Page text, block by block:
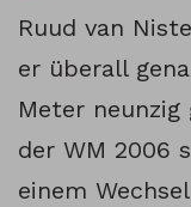
Ruud van
er überall
Meter
der WM 2006
einem